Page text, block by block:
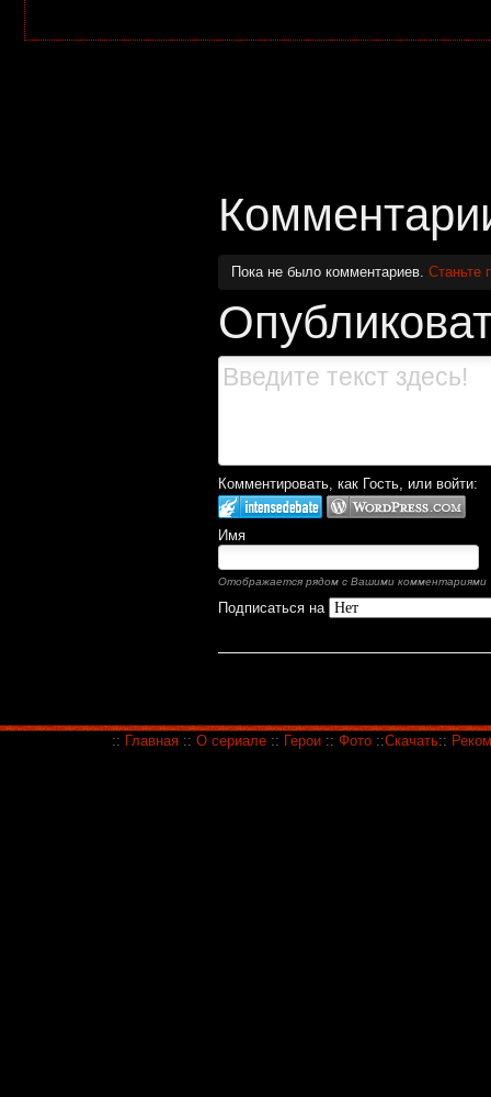
Пока не было комментариев. Станьте
Комментировать, как Гость, или войти:
Имя
Отображается рядом с Вашими комментариями
Подписаться на
:: Главная :: О сериале :: Герои :: Фото ::Скачать::